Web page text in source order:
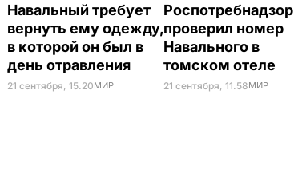
Навальный требует
вернуть ему одежду,
в которой он был в
день отравления
21 сентября, 15.20МИР
Роспотребнадзор
проверил номер
Навального в
томском отеле
21 сентября, 11.58МИР